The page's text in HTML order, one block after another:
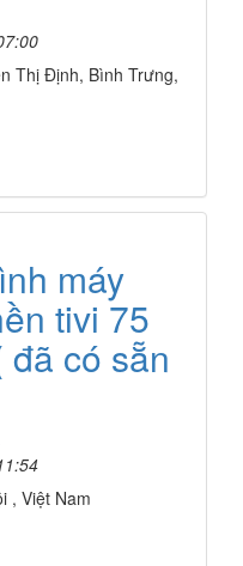
Thị Định, Bình Trưng,
máy
tivi 75
có sẵn
, Việt Nam